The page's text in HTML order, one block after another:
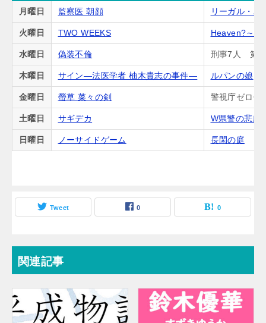
月曜日 監察医 朝顔 リーガル・ハ
火曜日 TWO WEEKS Heaven?～ご
水曜日 偽装不倫 刑事7人 第5
木曜日 サイン―法医学者 柚木貴志の事件― ルパンの娘
金曜日 螢草 菜々の剣 警視庁ゼロ係
土曜日 サギデカ W県警の悲劇
日曜日 ノーサイドゲーム 長閑の庭
Tweet 0 0
関連記事